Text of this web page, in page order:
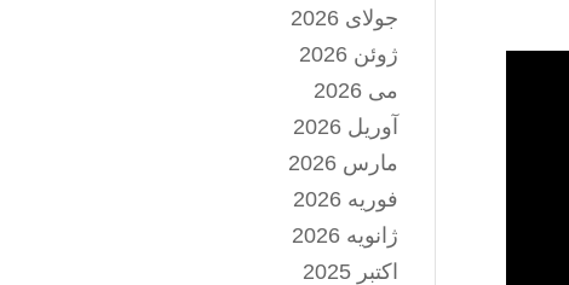
جولای 2026
ژوئن 2026
می 2026
آوریل 2026
مارس 2026
فوریه 2026
ژانویه 2026
اکتبر 2025